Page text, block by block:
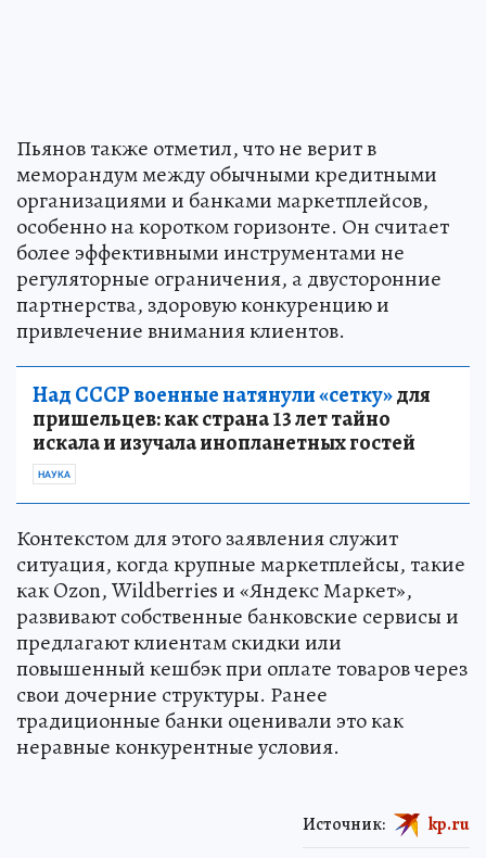
Пьянов также отметил, что не верит в
меморандум между обычными кредитными
организациями и банками маркетплейсов,
особенно на коротком горизонте. Он считает
более эффективными инструментами не
регуляторные ограничения, а двусторонние
партнерства, здоровую конкуренцию и
привлечение внимания клиентов.
Над СССР военные натянули «сетку»для
пришельцев: как страна 13 лет тайно
искала и изучала инопланетных гостей
НАУКА
Контекстом для этого заявления служит
ситуация, когда крупные маркетплейсы, такие
как Ozon, Wildberries и «Яндекс Маркет»,
развивают собственные банковские сервисы и
предлагают клиентам скидки или
повышенный кешбэк при оплате товаров через
свои дочерние структуры. Ранее
традиционные банки оценивали это как
неравные конкурентные условия.
Источник: kp.ru